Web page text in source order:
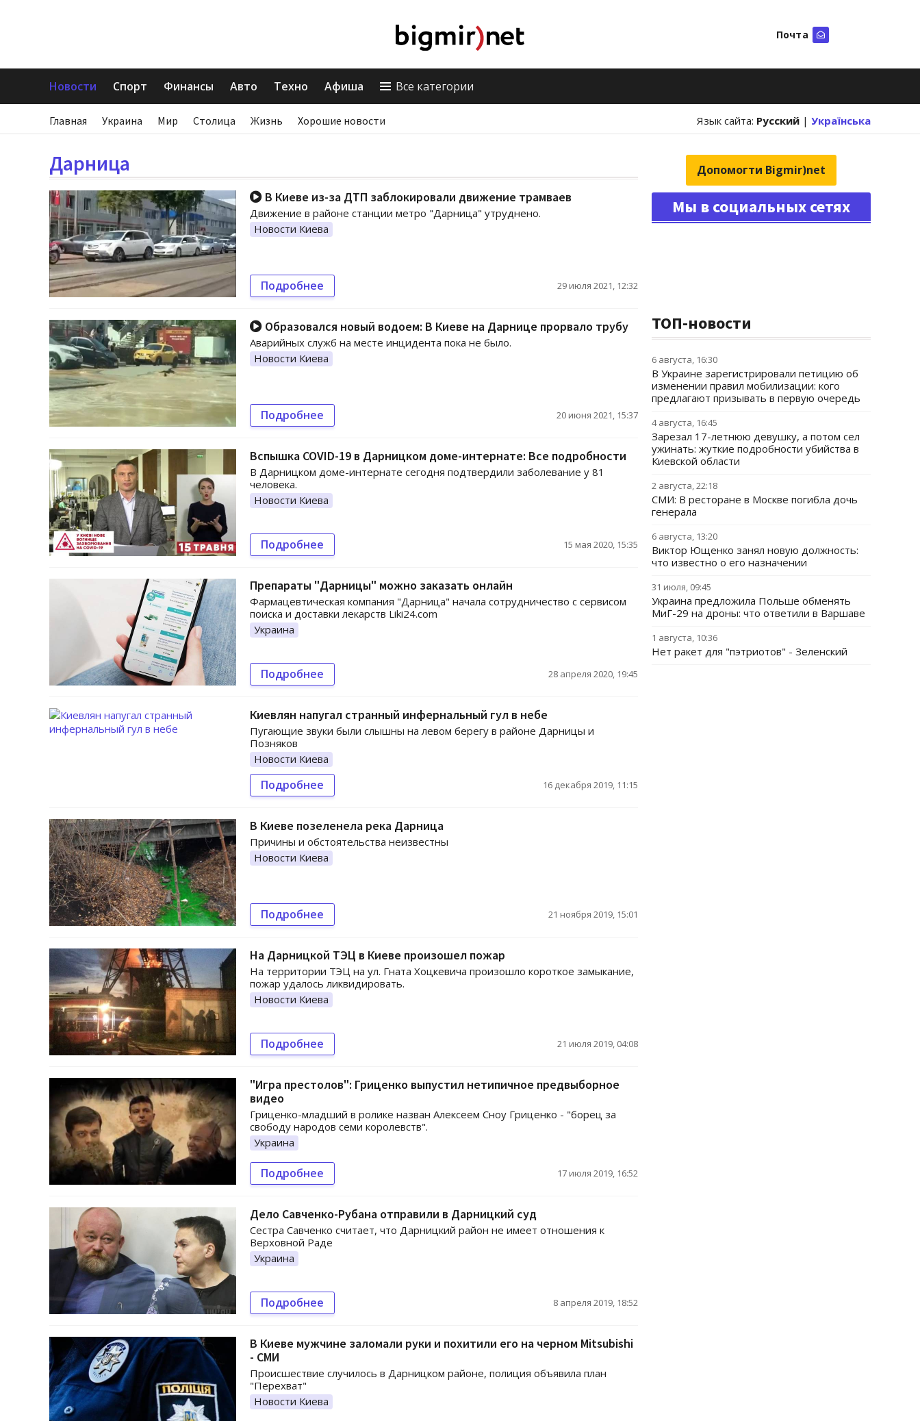
Почта
Новости Спорт Финансы Авто Техно Афиша Все категории
Главная Украина Мир Столица Жизнь Хорошие новости Язык сайта: Русский | Українська
Дарница
В Киеве из-за ДТП заблокировали движение трамваев
Движение в районе станции метро "Дарница" утруднено.
Новости Киева
Подробнее 29 июля 2021, 12:32
Образовался новый водоем: В Киеве на Дарнице прорвало трубу
Аварийных служб на месте инцидента пока не было.
Новости Киева
Подробнее 20 июня 2021, 15:37
Вспышка COVID-19 в Дарницком доме-интернате: Все подробности
В Дарницком доме-интернате сегодня подтвердили заболевание у 81
человека.
Новости Киева
Подробнее 15 мая 2020, 15:35
Препараты "Дарницы" можно заказать онлайн
Фармацевтическая компания "Дарница" начала сотрудничество с сервисом
поиска и доставки лекарств Liki24.com
Украина
Подробнее 28 апреля 2020, 19:45
Киевлян напугал странный инфернальный гул в небе
Пугающие звуки были слышны на левом берегу в районе Дарницы и
Позняков
Новости Киева
Подробнее 16 декабря 2019, 11:15
В Киеве позеленела река Дарница
Причины и обстоятельства неизвестны
Новости Киева
Подробнее 21 ноября 2019, 15:01
На Дарницкой ТЭЦ в Киеве произошел пожар
На территории ТЭЦ на ул. Гната Хоцкевича произошло короткое замыкание,
пожар удалось ликвидировать.
Новости Киева
Подробнее 21 июля 2019, 04:08
"Игра престолов": Гриценко выпустил нетипичное предвыборное
видео
Гриценко-младший в ролике назван Алексеем Сноу Гриценко - "борец за
свободу народов семи королевств".
Украина
Подробнее 17 июля 2019, 16:52
Дело Савченко-Рубана отправили в Дарницкий суд
Сестра Савченко считает, что Дарницкий район не имеет отношения к
Верховной Раде
Украина
Подробнее 8 апреля 2019, 18:52
В Киеве мужчине заломали руки и похитили его на черном Mitsubishi
- СМИ
Происшествие случилось в Дарницком районе, полиция объявила план
"Перехват"
Новости Киева
Допомогти Bigmir)net
Мы в социальных сетях
ТОП-новости
6 августа, 16:30
В Украине зарегистрировали петицию об
изменении правил мобилизации: кого
предлагают призывать в первую очередь
4 августа, 16:45
Зарезал 17-летнюю девушку, а потом сел
ужинать: жуткие подробности убийства в
Киевской области
2 августа, 22:18
СМИ: В ресторане в Москве погибла дочь
генерала
6 августа, 13:20
Виктор Ющенко занял новую должность:
что известно о его назначении
31 июля, 09:45
Украина предложила Польше обменять
МиГ-29 на дроны: что ответили в Варшаве
1 августа, 10:36
Нет ракет для "пэтриотов" - Зеленский